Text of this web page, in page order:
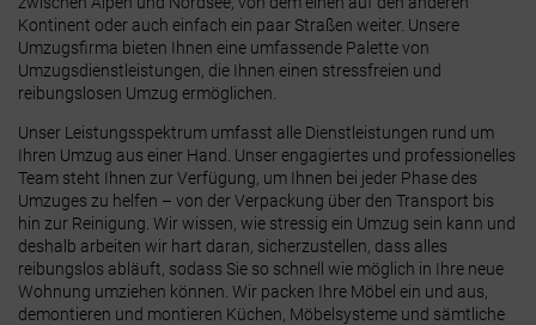
Kontinent oder auch einfach ein paar Straßen weiter. Unsere
Umzugsfirma bieten Ihnen eine umfassende Palette von
Umzugsdienstleistungen, die Ihnen einen stressfreien und
reibungslosen Umzug ermöglichen.
Unser Leistungsspektrum umfasst alle Dienstleistungen rund um
Ihren Umzug aus einer Hand. Unser engagiertes und professionelles
Team steht Ihnen zur Verfügung, um Ihnen bei jeder Phase des
Umzuges zu helfen – von der Verpackung über den Transport bis
hin zur Reinigung. Wir wissen, wie stressig ein Umzug sein kann und
deshalb arbeiten wir hart daran, sicherzustellen, dass alles
reibungslos abläuft, sodass Sie so schnell wie möglich in Ihre neue
Wohnung umziehen können. Wir packen Ihre Möbel ein und aus,
demontieren und montieren Küchen, Möbelsysteme und sämtliche